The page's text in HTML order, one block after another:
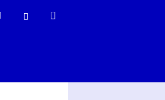
HľadaťPrihlásenie